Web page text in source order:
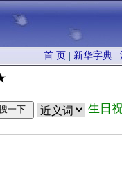
首 页 新华字典
生日